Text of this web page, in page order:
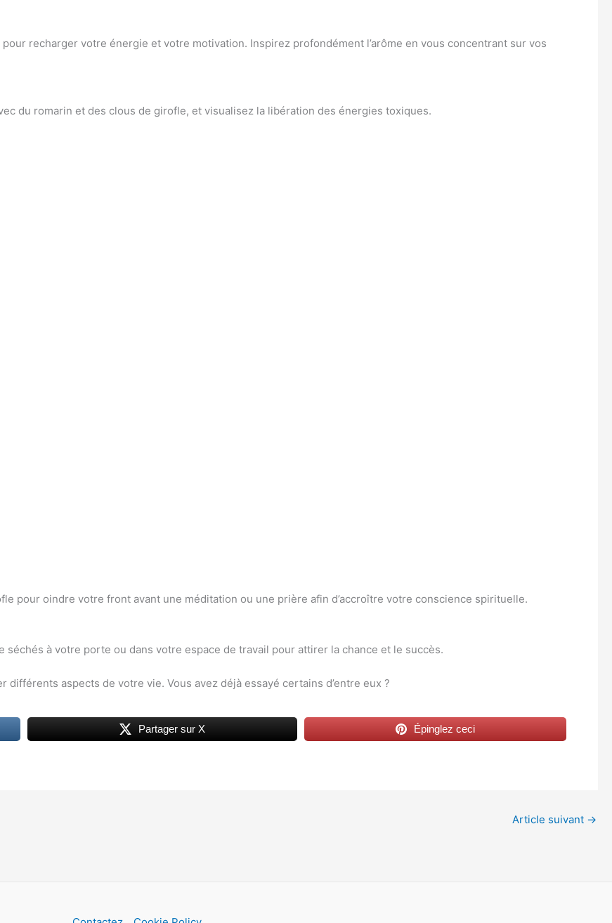
recharger votre énergie et votre motivation. Inspirez profondément l’arôme en vous concentrant sur vos
du romarin et des clous de girofle, et visualisez la libération des énergies toxiques.
pour oindre votre front avant une méditation ou une prière afin d’accroître votre conscience spirituelle.
à votre porte ou dans votre espace de travail pour attirer la chance et le succès.
aspects de votre vie. Vous avez déjà essayé certains d’entre eux ?
Partager sur X Épinglez ceci
Article suivant →